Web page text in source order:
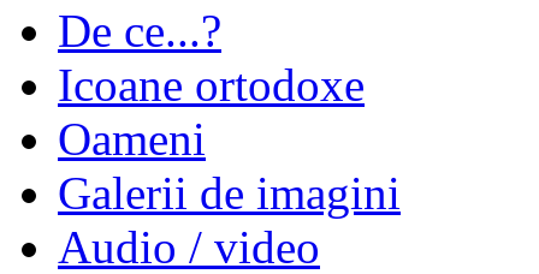
De ce...?
Icoane ortodoxe
Oameni
Galerii de imagini
Audio / video